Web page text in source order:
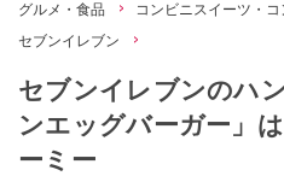
グルメ・食品
コンビニスイーツ・コ
セブンイレブン
セブンイレブンのハ
ンエッグバーガー」
ーミー